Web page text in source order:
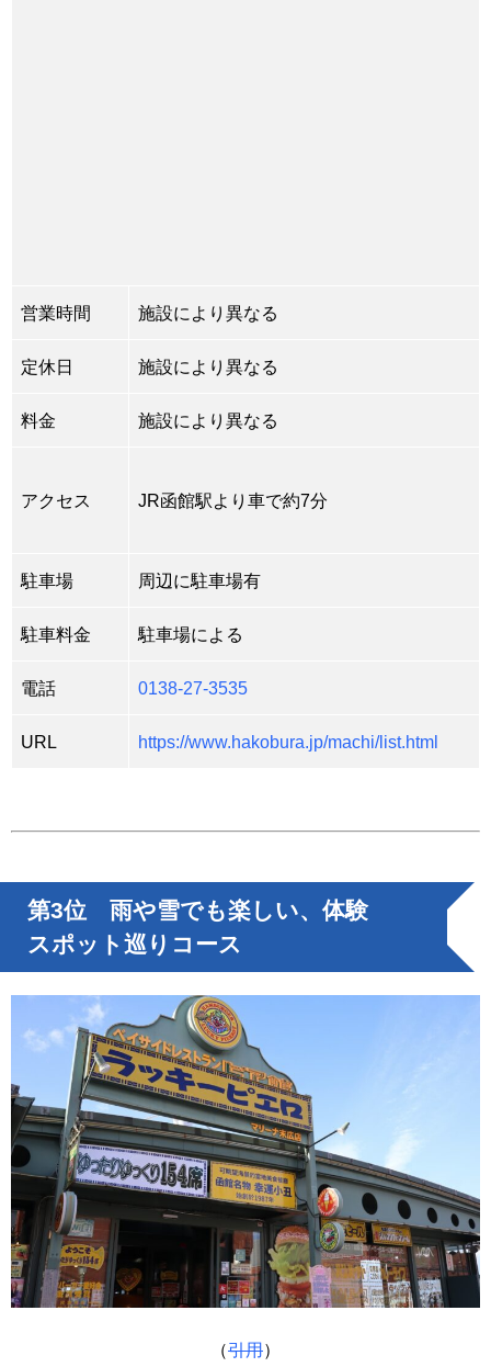
営業時間 施設により異なる
定休日 施設により異なる
料金 施設により異なる
アクセス JR函館駅より車で約7分
駐車場 周辺に駐車場有
駐車料金 駐車場による
電話 0138-27-3535
URL https://www.hakobura.jp/machi/list.html
第3位 雨や雪でも楽しい、体験
スポット巡りコース
（引用）